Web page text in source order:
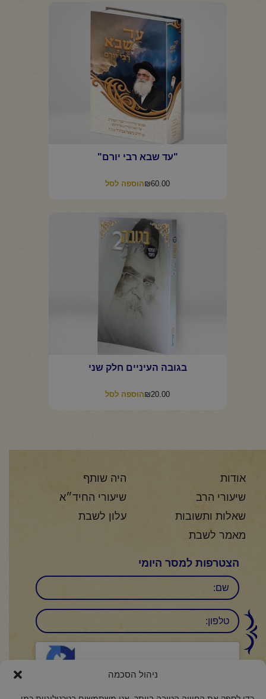
ניהול הסכמה
"עד שבא רבי יורם"
₪60.00 הוספה לסל
בגובה העיניים חלק שני
₪20.00 הוספה לסל
אודות
היה שותף
שיעורי הרב
שיעורי החיד״א
שאלות ותשובות
עלון לשבת
מאמר לשבת
הצטרפות למסר היומי
שם
טלפון: